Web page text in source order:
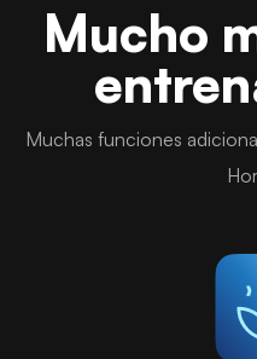
Mucho
Muchas funciones